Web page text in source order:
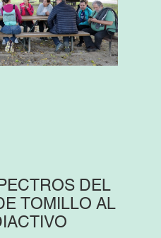
DEL
TOMILLO AL